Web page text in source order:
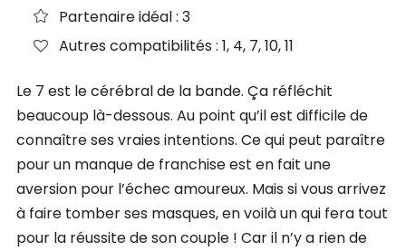
Partenaire idéal : 3
Autres compatibilités : 1, 4, 7, 10, 11
Le 7 est le cérébral de la bande. Ça réfléchit
beaucoup là-dessous. Au point qu’il est difficile de
connaître ses vraies intentions. Ce qui peut paraître
pour un manque de franchise est en fait une
aversion pour l’échec amoureux. Mais si vous arrivez
à faire tomber ses masques, en voilà un qui fera tout
pour la réussite de son couple ! Car il n’y a rien de